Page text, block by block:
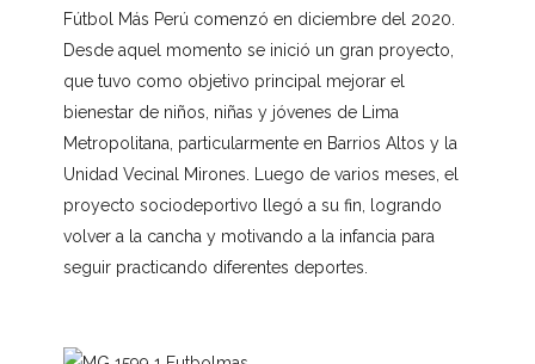
Fútbol Más Perú comenzó en diciembre del 2020.
Desde aquel momento se inició un gran proyecto,
que tuvo como objetivo principal mejorar el
bienestar de niños, niñas y jóvenes de Lima
Metropolitana, particularmente en Barrios Altos y la
Unidad Vecinal Mirones. Luego de varios meses, el
proyecto sociodeportivo llegó a su fin, logrando
volver a la cancha y motivando a la infancia para
seguir practicando diferentes deportes.